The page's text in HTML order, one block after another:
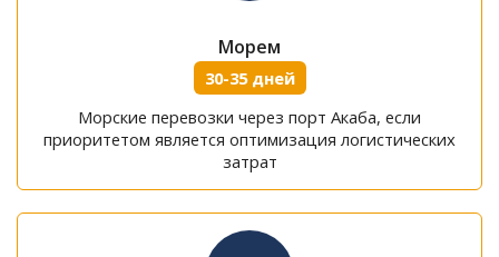
Морем
30-35 дней
Морские перевозки через порт Акаба, если
приоритетом является оптимизация логистических
затрат